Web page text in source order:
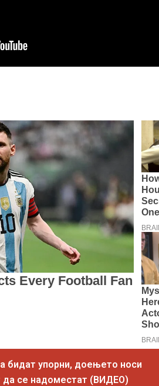
бидат упорни, доењето носи
се надоместат (ВИДЕО)